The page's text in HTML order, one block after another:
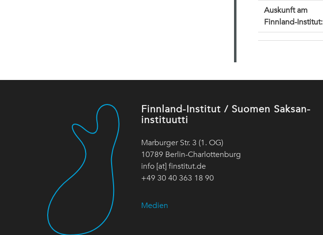
Auskunft am
Finnland-Institut:
Finnland-Institut / Suomen Saksan-
instituutti
Marburger Str. 3 (1. OG)
10789 Berlin-Charlottenburg
info [at] finstitut.de
+49 30 40 363 18 90
Medien